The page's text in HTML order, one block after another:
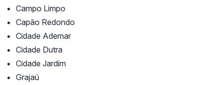
Campo Limpo
Capão Redondo
Cidade Ademar
Cidade Dutra
Cidade Jardim
Grajaú